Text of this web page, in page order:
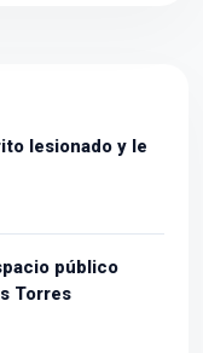
lesionado y le
público
Torres